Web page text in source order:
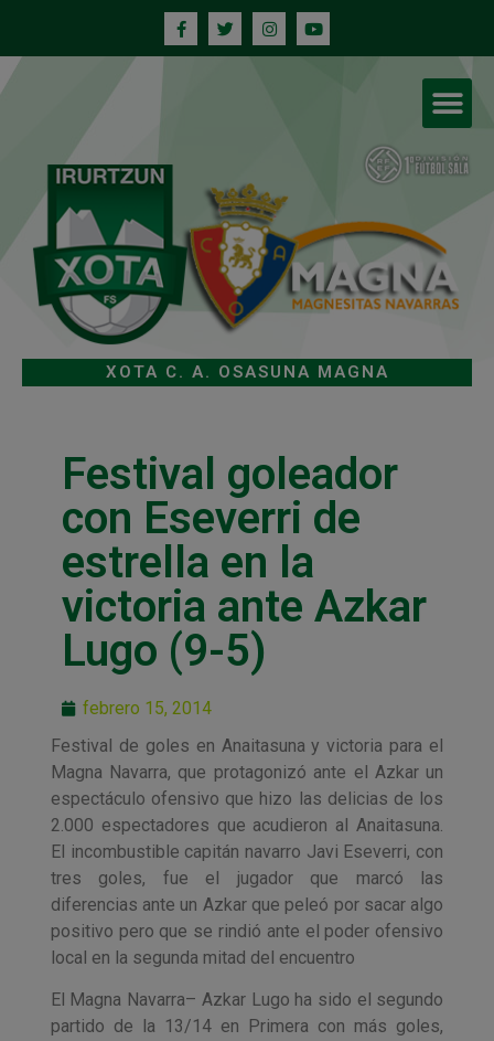
XOTA C. A. OSASUNA MAGNA
Festival goleador
con Eseverri de
estrella en la
victoria ante Azkar
Lugo (9-5)
febrero 15, 2014
Festival de goles en Anaitasuna y victoria para el
Magna Navarra, que protagonizó ante el Azkar un
espectáculo ofensivo que hizo las delicias de los
2.000 espectadores que acudieron al Anaitasuna.
El incombustible capitán navarro Javi Eseverri, con
tres goles, fue el jugador que marcó las
diferencias ante un Azkar que peleó por sacar algo
positivo pero que se rindió ante el poder ofensivo
local en la segunda mitad del encuentro
El Magna Navarra– Azkar Lugo ha sido el segundo
partido de la 13/14 en Primera con más goles,